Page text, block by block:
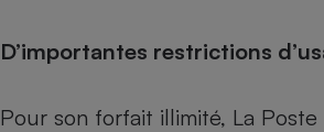
D’importantes restrictions
Pour son forfait illimité, La